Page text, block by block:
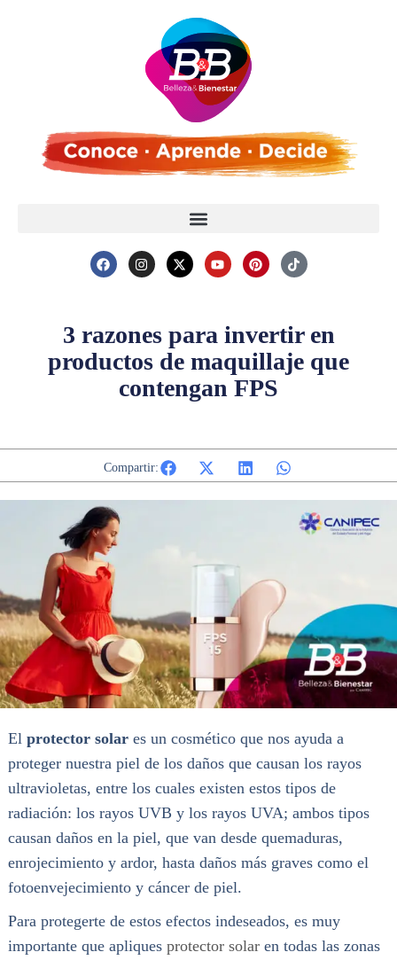
3 razones para invertir en
productos de maquillaje que
contengan FPS
Compartir:
El protector solares un cosmético que nos ayuda a
proteger nuestra piel de los daños que causan los rayos
ultravioletas, entre los cuales existen estos tipos de
radiación: los rayos UVB y los rayos UVA; ambos tipos
causan daños en la piel, que van desde quemaduras,
enrojecimiento y ardor, hasta daños más graves como el
fotoenvejecimiento y cáncer de piel.
Para protegerte de estos efectos indeseados, es muy
importante que apliques protector solaren todas las zonas